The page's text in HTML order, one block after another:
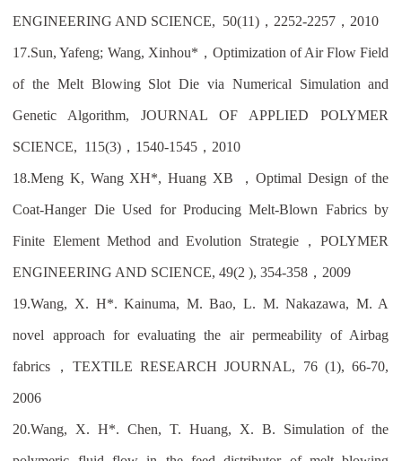
ENGINEERING AND SCIENCE, 50(11) ，2252-2257 ，2010
17.Sun, Yafeng; Wang, Xinhou* ， Optimization of Air Flow Field
of the Melt Blowing Slot Die via Numerical Simulation and
Genetic Algorithm, JOURNAL OF APPLIED POLYMER
SCIENCE, 115(3) ， 1540-1545 ，2010
18.Meng K, Wang XH*, Huang XB ，Optimal Design of the
Coat-Hanger Die Used for Producing Melt-Blown Fabrics by
Finite Element Method and Evolution Strategie，POLYMER
ENGINEERING AND SCIENCE, 49(2 ), 354-358 ，2009
19.Wang, X. H*. Kainuma, M. Bao, L. M. Nakazawa, M. A
novel approach for evaluating the air permeability of Airbag
fabrics ， TEXTILE RESEARCH JOURNAL, 76(1),66-70,
2006
20.Wang, X. H*. Chen, T. Huang, X. B. Simulation of the